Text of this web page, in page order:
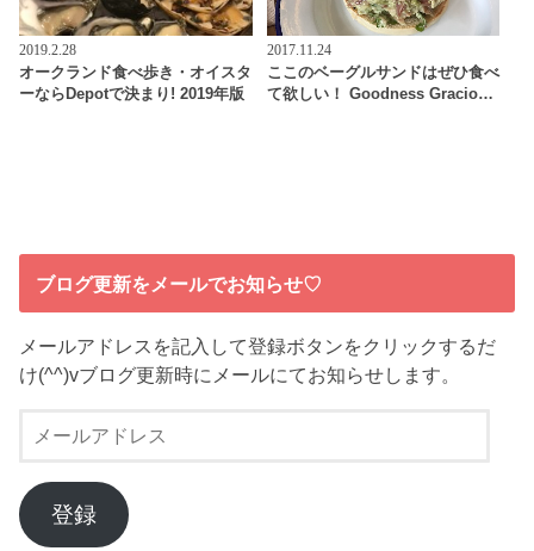
2019.2.28
オークランド食べ歩き・オイスタ
ーならDepotで決まり! 2019年版
2017.11.24
ここのベーグルサンドはぜひ食べ
て欲しい！ Goodness Gracio…
ブログ更新をメールでお知らせ♡
メールアドレスを記入して登録ボタンをクリックするだ
け(^^)vブログ更新時にメールにてお知らせします。
ー
ル
ア
ド
登録